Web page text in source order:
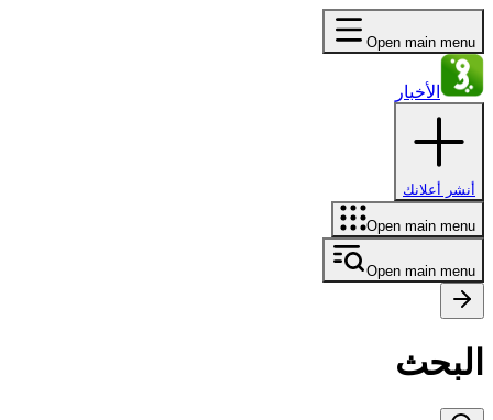
Open main menu
الأخبار
أنشر أعلانك
Open main menu
Open main menu
البحث